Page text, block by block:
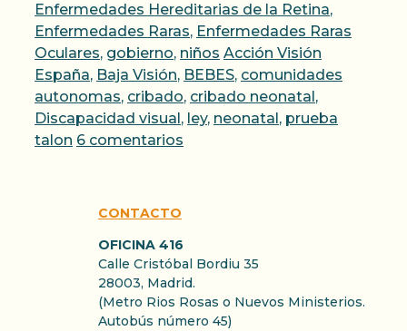
Enfermedades Hereditarias de la Retina,
Enfermedades Raras, Enfermedades Raras
Oculares, gobierno, niños Etiquetas
Acción Visión
España, Baja Visión, BEBES, comunidades
autonomas, cribado, cribado neonatal ,
Discapacidad visual , ley, neonatal , prueba
talon 6 comentarios
CONTACTO
OFICINA 416
Calle Cristóbal Bordiu 35
28003, Madrid.
(Metro Rios Rosas o Nuevos Ministerios.
Autobús número 45)